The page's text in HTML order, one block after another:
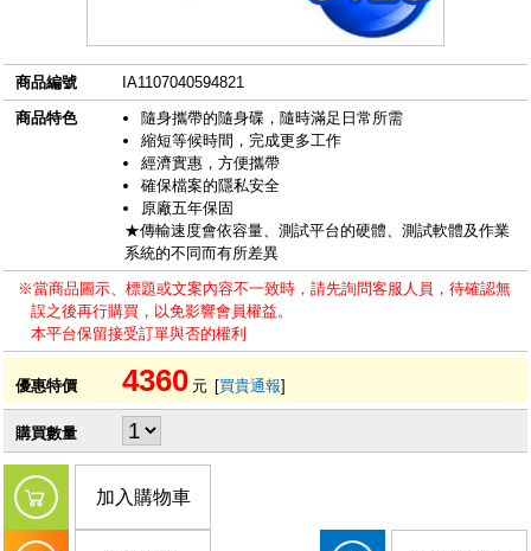
商品編號
IA1107040594821
商品特色
隨身攜帶的隨身碟，隨時滿足日常所需
縮短等候時間，完成更多工作
經濟實惠，方便攜帶
確保檔案的隱私安全
原廠五年保固
★傳輸速度會依容量、測試平台的硬體、測試軟體及作業
系統的不同而有所差異
※當商品圖示、標題或文案內容不一致時，請先詢問客服人員，待確認無
誤之後再行購買，以免影響會員權益。
本平台保留接受訂單與否的權利
優惠特價 4360 元 [買貴通報]
購買數量
加入購物車